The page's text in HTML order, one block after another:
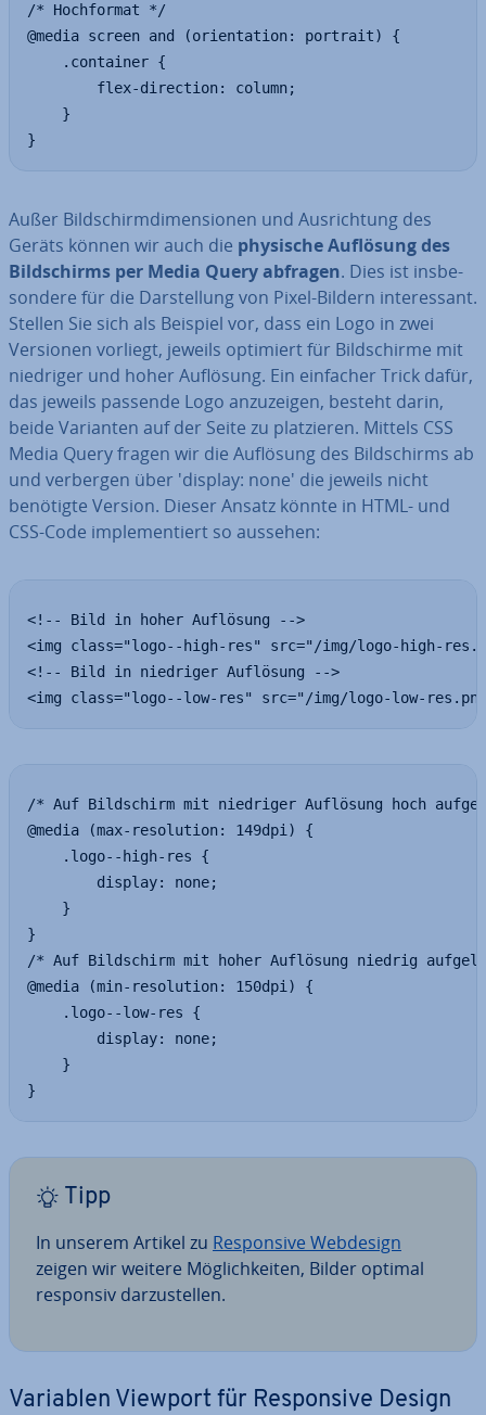
/* Hochformat */
@media screen and (orientation: portrait) {
}
Außer Bild­schirm­di­men­sio­nen und Aus­rich­tung des
Geräts können wir auch die physische Auflösung des
Bild­schirms per Media Query abfragen. Dies ist ins­be­
son­de­re für die Dar­stel­lung von Pixel-Bildern in­ter­es­sant.
Stellen Sie sich als Beispiel vor, dass ein Logo in zwei
Versionen vorliegt, jeweils optimiert für Bild­schir­me mit
niedriger und hoher Auflösung. Ein einfacher Trick dafür,
das jeweils passende Logo an­zu­zei­gen, besteht darin,
beide Varianten auf der Seite zu plat­zie­ren. Mittels CSS
Media Query fragen wir die Auflösung des Bild­schirms ab
und verbergen über 'display: none' die jeweils nicht
benötigte Version. Dieser Ansatz könnte in HTML- und
CSS-Code im­ple­men­tiert so aussehen:
<!-- Bild in hoher Auflösung -->
<img class="logo--high-res" src="/img/logo-high-
<!-- Bild in niedriger Auflösung -->
<img class="logo--low-res" src="/img/logo-low-
/* Auf Bildschirm mit niedriger Auflösung hoch
@media (max-resolution: 149dpi) {
}
/* Auf Bildschirm mit hoher Auflösung niedrig
@media (min-resolution: 150dpi) {
}
Tipp
In unserem Artikel zu Re­spon­si­ve Webdesign
zeigen wir weitere Mög­lich­kei­ten, Bilder optimal
responsiv dar­zu­stel­len.
Variablen Viewport für Re­spon­si­ve Design